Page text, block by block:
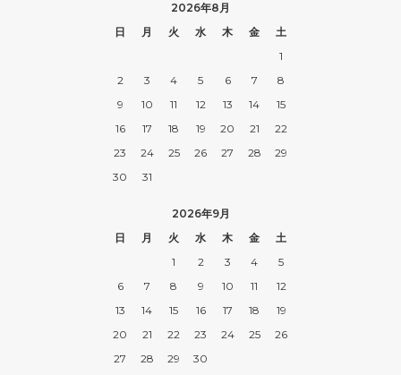
2026年8月
日
月 火 水 木 金
土
1
2
3 4 5 6 7
8
9
10 11 12 13 14
15
16
17 18 19 20 21
22
23
24 25 26 27 28
29
30
31
2026年9月
日
月 火 水 木 金
土
1
2 3 4
5
6
7 8 9 10 11
12
13
14 15 16 17 18
19
20
21 22 23 24 25
26
27
28 29 30